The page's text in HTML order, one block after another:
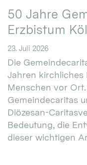
50 Jahre
Erzbistum
23. Juli 2026
Die
Jahren kirchliches
Menschen vor
Gemeindecaritas
Diözesan-
Bedeutung, die
dieser wichtigen